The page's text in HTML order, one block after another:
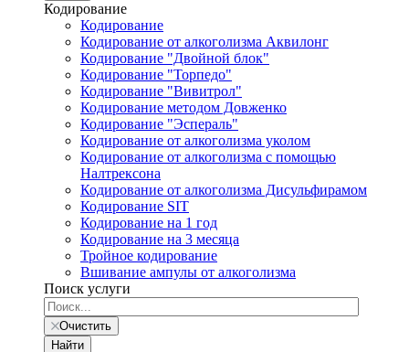
Кодирование
Кодирование
Кодирование от алкоголизма Аквилонг
Кодирование "Двойной блок"
Кодирование "Торпедо"
Кодирование "Вивитрол"
Кодирование методом Довженко
Кодирование "Эспераль"
Кодирование от алкоголизма уколом
Кодирование от алкоголизма с помощью
Налтрексона
Кодирование от алкоголизма Дисульфирамом
Кодирование SIT
Кодирование на 1 год
Кодирование на 3 месяца
Тройное кодирование
Вшивание ампулы от алкоголизма
Поиск услуги
Очистить
Найти